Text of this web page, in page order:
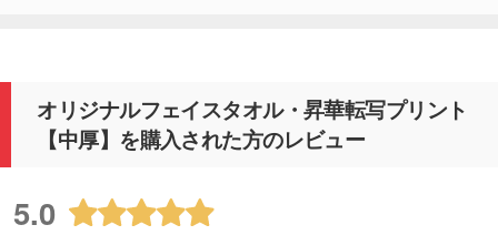
オリジナルフェイスタオル・昇華転写プリント
【中厚】を購入された方のレビュー
5.0